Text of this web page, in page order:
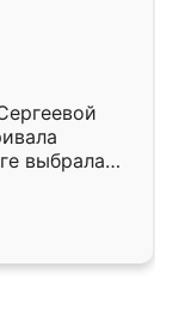
выбрала
потом
объяснил
с
без